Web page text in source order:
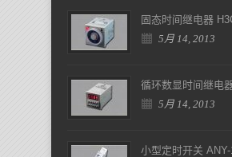
固态时间继电器
5月 14, 2013
循环数显时间继电
5月 14, 2013
小型定时开关